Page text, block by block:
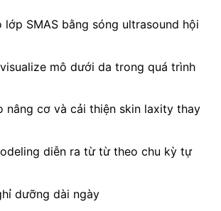
lớp SMAS bằng sóng ultrasound hội
mô dưới da trong quá trình
nâng cơ và cải thiện skin laxity thay
diễn ra từ từ theo chu kỳ tự
dưỡng dài ngày